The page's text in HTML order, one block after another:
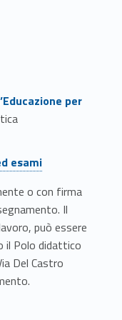
per
esami
o con firma
Il
può essere
il Polo didattico
Del Castro